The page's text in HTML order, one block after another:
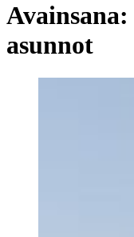
Avainsana:
asunnot